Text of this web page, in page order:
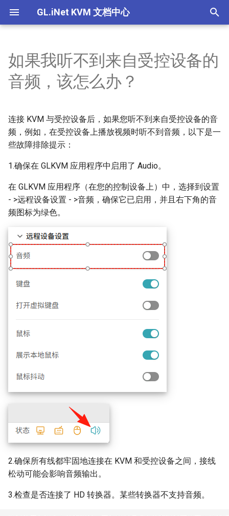
GL.iNet KVM 文档中心
p
e
s
t
a
r
t
e
Comet (GL-RM1) V1/V2 产品概述
控制页面介绍
产品概述
控制页面介绍
Comet Pro (GL-RM10)
产品概述
控制页面介绍
Comet X (GL-RM4PE)
产品概述
控制页面介绍
GL-ATX板
手指机器人
GL.iNet KVM的功能
关于 GL.iNet KVM 的常见问题
GL.iNet KVM可以控制哪些设
备？我需要安装任何软件才能
如何访问连接到GL.iNet KVM
的受控设备？
ChromeOS/Linux？
Comet（GL-RM1）可以连接
到无线网络吗？
如何通过浏览器本地访问受控
设备
设备
如何通过应用程序远程访问受
如何通过 Tailscale 远程访问
受控设备
通过浏览器在本地访问 KVM
时出现隐私错误
为什么连接了电源线，设备没
有开机？
时出现隐私错误
如果在 GLKVM 应用程序中找
不到设备，我该怎么办？
问时连接失败
设备绑定 GLKVM 应用失败怎
在 Windows 上安装 GLKVM
应用程序失败：“代码执行无
法继续”
如何为GL.iNet KVM设置EDID
使用 GLKVM 访问受控设备时
显示空白屏幕
BIOS界面未显示在GLKVM中
为什么即使连接了所有的线，
我也无法控制鼠标？
光标覆盖问题？
设置EDID
使用 U-Boot 为 KVM 设备救
砖
设置设备伪装
设备间共享文件
远程安装操作系统
如果我听不到来自受控设备的
音频，该怎么办？
连接 KVM 与受控设备后，如果您听不到来自受控设备的音
频，例如，在受控设备上播放视频时听不到音频，以下是一
些故障排除提示：
1.确保在 GLKVM 应用程序中启用了 Audio。
在 GLKVM 应用程序（在您的控制设备上）中，选择到设置
- >远程设备设置 - >音频，确保它已启用，并且右下角的音
频图标为绿色。
2.确保所有线都牢固地连接在 KVM 和受控设备之间，接线
松动可能会影响音频输出。
3.检查是否连接了 HD 转换器。某些转换器不支持音频。